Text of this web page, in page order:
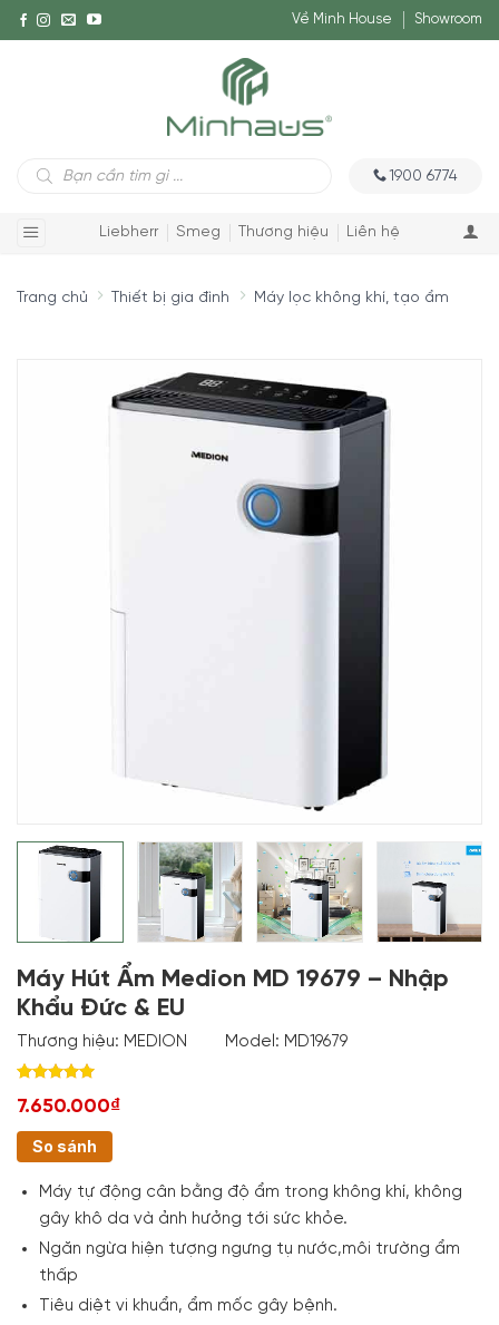
Về Minh House Showroom
Tìm
kiếm
1900 6774
Liebherr Smeg Thương hiệu Liên hệ
Trang chủ Thiết bị gia đình Máy lọc không khí, tạo ẩm
Máy Hút Ẩm Medion MD 19679 – Nhập
Khẩu Đức & EU
Thương hiệu: MEDION Model: MD19679
out of 5
customer
rating
7.650.000₫
So sánh
Máy tự động cân bằng độ ẩm trong không khí, không
gây khô da và ảnh hưởng tới sức khỏe.
Ngăn ngừa hiện tượng ngưng tụ nước,môi trường ẩm
thấp
Tiêu diệt vi khuẩn, ẩm mốc gây bệnh.